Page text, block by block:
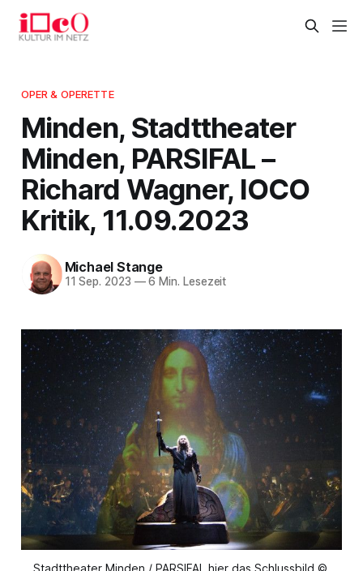
OPER & OPERETTE
Minden, Stadttheater
Minden, PARSIFAL –
Richard Wagner, IOCO
Kritik, 11.09.2023
Michael Stange
11 Sep. 2023 —6 Min. Lesezeit